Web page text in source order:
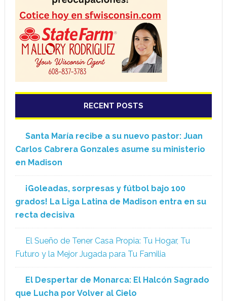
RECENT POSTS
Santa María recibe a su nuevo pastor: Juan
Carlos Cabrera Gonzales asume su ministerio
en Madison
¡Goleadas, sorpresas y fútbol bajo 100
grados! La Liga Latina de Madison entra en su
recta decisiva
El Sueño de Tener Casa Propia: Tu Hogar, Tu
Futuro y la Mejor Jugada para Tu Familia
El Despertar de Monarca: El Halcón Sagrado
que Lucha por Volver al Cielo